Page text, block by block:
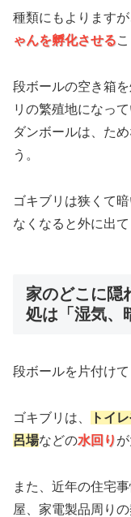
種類にもよりますが
ゃんを孵化させる
段ボールの空き箱
リの繁殖地になっ
ダンボールは、た
う。
ゴキブリは狭くて
なくなると外に出
家のどこに隠
処は「湿気、
段ボールを片付け
ゴキブリは、
トイ
呂場などの水回り
また、近年の住宅
屋、家電製品周り